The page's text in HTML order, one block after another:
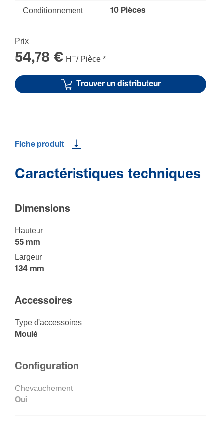
renforcée - Recouvrement total des socles et
oeuvre facilitée - Finition soignée - Installation
sécurisée
Conditionnement 10 Pièces
Prix
54,78 € HT/ Pièce *
Trouver un distributeur
Fiche produit
Caractéristiques techniques
Dimen­sions
Hauteur
55 mm
Largeur
134 mm
Acces­soires
Type d'ac­ces­soires
Moulé
Configuration
Chevau­che­ment
Oui